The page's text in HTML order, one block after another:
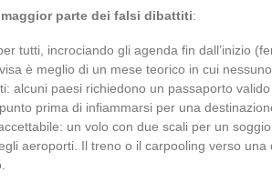
parte dei falsi dibattiti:
tutti, incrociando gli agenda fin dall’inizio
è meglio di un mese teorico in cui
alcuni paesi richiedono un passaporto
prima di infiammarsi per una
un volo con due scali per un
aeroporti. Il treno o il carpooling verso una